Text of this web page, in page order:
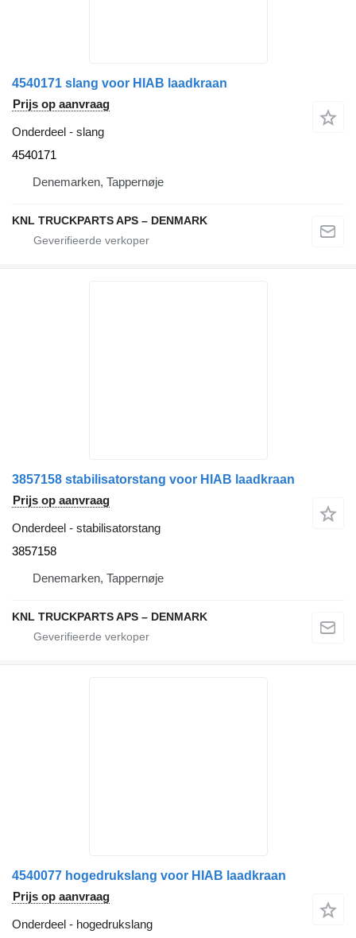
4540171 slang voor HIAB laadkraan
Prijs op aanvraag
Onderdeel - slang
4540171
Denemarken, Tappernøje
KNL TRUCKPARTS APS – DENMARK
3857158 stabilisatorstang voor HIAB laadkraan
Prijs op aanvraag
Onderdeel - stabilisatorstang
3857158
Denemarken, Tappernøje
KNL TRUCKPARTS APS – DENMARK
4540077 hogedrukslang voor HIAB laadkraan
Prijs op aanvraag
Onderdeel - hogedrukslang